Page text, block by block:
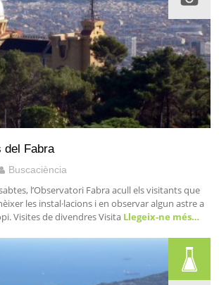
del Fabra
Buscaciència
l’Observatori Fabra acull els visitants que
les instal·lacions i en observar algun astre a
Visites de divendres Visita Llegeix-ne més…